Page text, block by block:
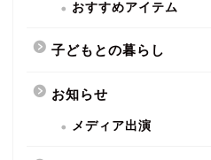
おすすめアイテム
子どもとの暮らし
お知らせ
メディア出演